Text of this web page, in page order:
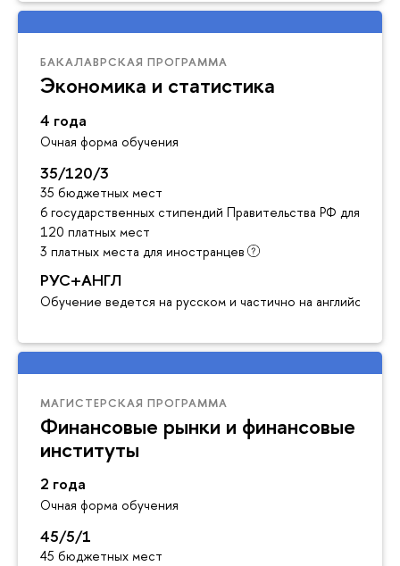
БАКАЛАВРСКАЯ ПРОГРАММА
Экономика и статистика
4 года
Очная форма обучения
35/120/3
35 бюджетных мест
6 государственных стипендий Правительства РФ для
120 платных мест
3 платных места для иностранцев
РУС+АНГЛ
Обучение ведется на русском и частично на английском
МАГИСТЕРСКАЯ ПРОГРАММА
Финансовые рынки и финансовые
институты
2 года
Очная форма обучения
45/5/1
45 бюджетных мест